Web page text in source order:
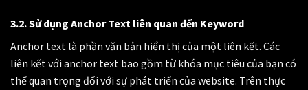
3.2. Sử dụng Anchor Text liên quan đến Keyword
Anchor text là phần văn bản hiển thị của một liên kết. Các
liên kết với anchor text bao gồm từ khóa mục tiêu của bạn có
thể quan trọng đối với sự phát triển của website. Trên thực